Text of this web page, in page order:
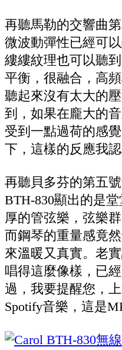
再聽馬勒的交響曲
微波動彈性已經可
縷縷紋理也可以聽
平衡，很融合，高
聽起來沒有太大的
到，如果在龐大的
受到一點過荷的感
下，這樣的反應我認
再聽貝多芬的第五
BTH-830顯出的是
厚的管弦樂，弦樂
而鋼琴的重量感竟
來溫暖又真實。老
唱得這麼像樣，已
過，我要提醒您，
Spotify音樂，這是